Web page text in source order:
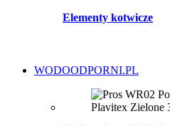
Elementy kotwicze
WODOODPORNI.PL